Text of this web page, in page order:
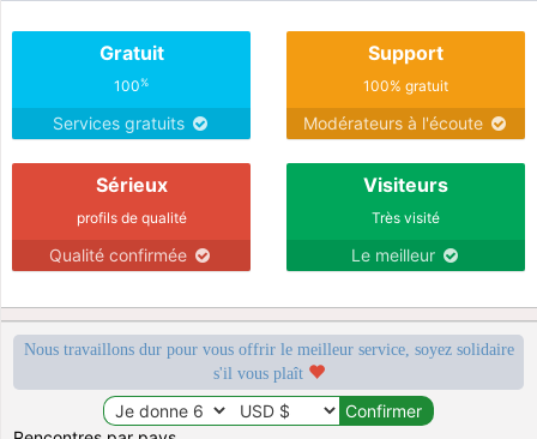
Gratuit
100%
Services gratuits
Support
100% gratuit
Modérateurs à l'écoute
Sérieux
profils de qualité
Qualité confirmée
Visiteurs
Très visité
Le meilleur
Nous travaillons dur pour vous offrir le meilleur service, soyez solidaire
s'il vous plaît